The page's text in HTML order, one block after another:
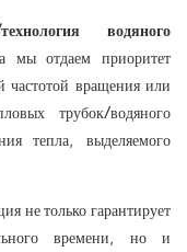
водяного
мы отдаем приоритет
частотой вращения или
трубок/водяного
тепла, выделяемого
не только гарантирует
времени, но и